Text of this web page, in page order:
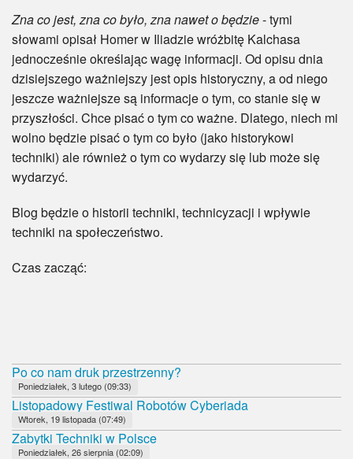
Wiara
Sport
BlogAiD
Zaproszenia
Zna co jest, zna co było, zna nawet o będzie- tymi
słowami opisał Homer w Iliadzie wróżbitę Kalchasa
jednocześnie określając wagę informacji. Od opisu dnia
dzisiejszego ważniejszy jest opis historyczny, a od niego
jeszcze ważniejsze są informacje o tym, co stanie się w
przyszłości. Chce pisać o tym co ważne. Dlatego, niech mi
wolno będzie pisać o tym co było (jako historykowi
techniki) ale również o tym co wydarzy się lub może się
wydarzyć.
Blog będzie o historii techniki, technicyzacji i wpływie
techniki na społeczeństwo.
Czas zacząć:
Po co nam druk przestrzenny?
Poniedziałek, 3 lutego (09:33)
Listopadowy Festiwal Robotów Cyberiada
Wtorek, 19 listopada (07:49)
Zabytki Techniki w Polsce
Poniedziałek, 26 sierpnia (02:09)